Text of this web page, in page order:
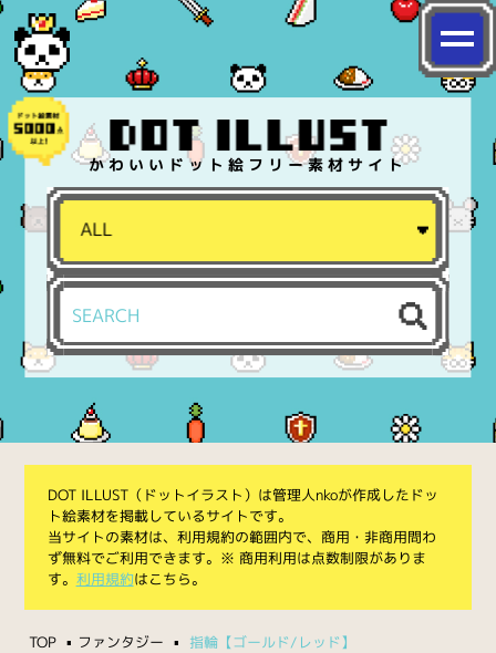
かわいいドット絵フリー素材サイト
DOT ILLUST（ドットイラスト）は管理人nkoが作成したドッ
ト絵素材を掲載しているサイトです。
当サイトの素材は、利用規約の範囲内で、商用・非商用問わ
ず無料でご利用できます。※ 商用利用は点数制限がありま
す。 利用規約はこちら。
TOP ファンタジー 指輪【ゴールド/レッド】